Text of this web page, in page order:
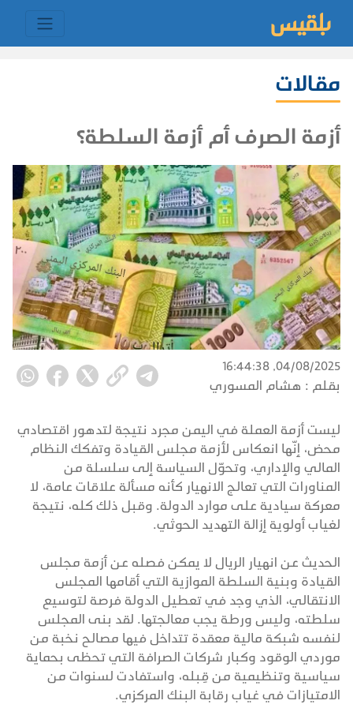
مقالات
أزمة الصرف أم أزمة السلطة؟
04/08/2025, 16:44:38
بقلم : هشام المسوري
ليست أزمة العملة في اليمن مجرد نتيجة لتدهور اقتصادي
محض، إنّها انعكاس لأزمة مجلس القيادة وتفكك النظام
المالي والإداري، وتحوّل السياسة إلى سلسلة من
المناورات التي تعالج الانهيار كأنه مسألة علاقات عامة، لا
معركة سيادية على موارد الدولة. وقبل ذلك كله، نتيجة
لغياب أولوية إزالة التهديد الحوثي.
الحديث عن انهيار الريال لا يمكن فصله عن أزمة مجلس
القيادة وبنية السلطة الموازية التي أقامها المجلس
الانتقالي، الذي وجد في تعطيل الدولة فرصة لتوسيع
سلطته، وليس ورطة يجب معالجتها. لقد بنى المجلس
لنفسه شبكة مالية معقدة تتداخل فيها مصالح نخبة من
موردي الوقود وكبار شركات الصرافة التي تحظى بحماية
سياسية وتنظيمية من قِبله، واستفادت لسنوات من
الامتيازات في غياب رقابة البنك المركزي.